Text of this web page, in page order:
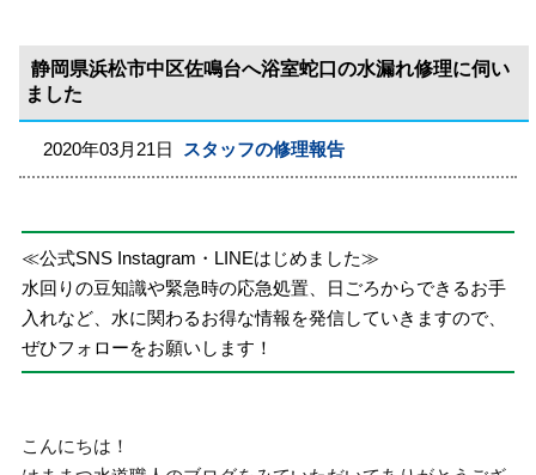
静岡県浜松市中区佐鳴台へ浴室蛇口の水漏れ修理に伺い
ました
2020年03月21日 スタッフの修理報告
≪公式SNS Instagram・LINEはじめました≫
水回りの豆知識や緊急時の応急処置、日ごろからできるお手
入れなど、水に関わるお得な情報を発信していきますので、
ぜひフォローをお願いします！
こんにちは！